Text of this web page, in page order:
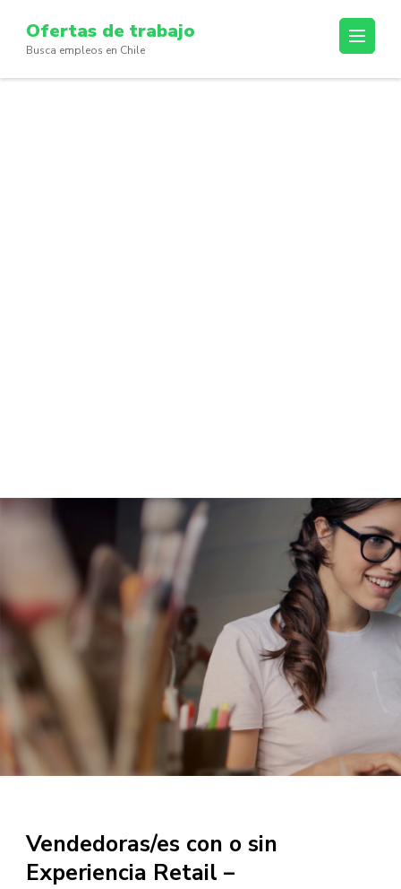
content
(Press
Ofertas de trabajo
Busca empleos en Chile
Vendedoras/es con o sin
Experiencia Retail –